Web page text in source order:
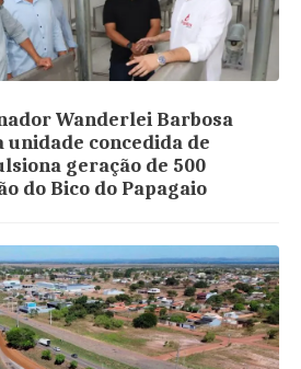
Wanderlei Barbosa
concedida de
geração de 500
do Bico do Papagaio